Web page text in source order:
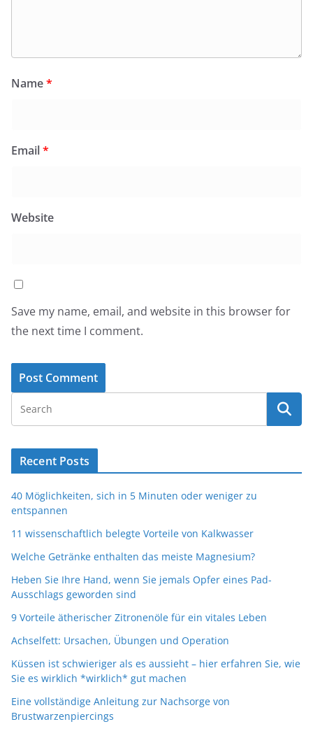
Name*
Email*
Website
Save my name, email, and website in this browser for
the next time I comment.
Recent Posts
40 Möglichkeiten, sich in 5 Minuten oder weniger zu
entspannen
11 wissenschaftlich belegte Vorteile von Kalkwasser
Welche Getränke enthalten das meiste Magnesium?
Heben Sie Ihre Hand, wenn Sie jemals Opfer eines Pad-
Ausschlags geworden sind
9 Vorteile ätherischer Zitronenöle für ein vitales Leben
Achselfett: Ursachen, Übungen und Operation
Küssen ist schwieriger als es aussieht – hier erfahren Sie, wie
Sie es wirklich *wirklich* gut machen
Eine vollständige Anleitung zur Nachsorge von
Brustwarzenpiercings